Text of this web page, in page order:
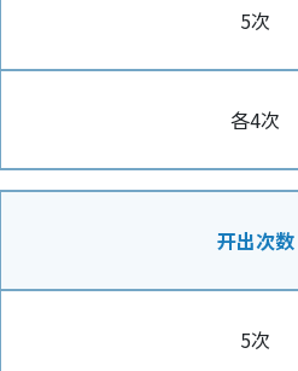
5次
各4次
开出次数
5次